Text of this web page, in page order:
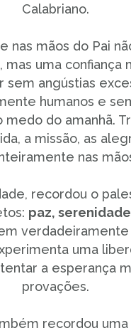
Calabriano.
nas mãos do Pai
mas uma confiança
sem angústias
humanos e
medo do amanhã.
a missão, as
nas
recordou o
paz,
verdadeiramente
uma
a esperança
provações.
recordou uma